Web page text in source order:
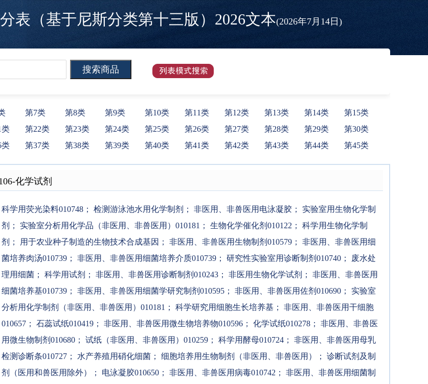
（基于尼斯分类第十三版）2026文本(2026年7月14日)
第7类 第8类 第9类 第10类 第11类 第12类 第13类 第14类
第15类
类 第22类 第23类 第24类 第25类 第26类 第27类 第28类 第29类
第30类
类 第37类 第38类 第39类 第40类 第41类 第42类 第43类 第44类 第45类
-化学试剂
科学用荧光染料010748 ； 检测游泳池水用化学制剂 ； 非医用、非兽医用电泳凝胶 ；
实验室用生物化学制
剂
； 实验室分析用化学品（非医用、非兽医用）010181 ； 生物化学催化剂010122 ；
科学用生物化学制
剂
； 用于农业种子制造的生物技术合成基因 ； 非医用、非兽医用生物制剂010579 ；
非医用、非兽医用细
菌培养肉汤010739 ； 非医用、非兽医用细菌培养介质010739 ； 研究性实验室用诊断制剂010740 ；
废水处
理用细菌 ； 科学用试剂 ； 非医用、非兽医用诊断制剂010243 ； 非医用生物化学试剂 ；
非医用、非兽医用
细菌培养基010739 ； 非医用、非兽医用细菌学研究制剂010595 ； 非医用、非兽医用佐剂010690 ；
实验室
分析用化学制剂（非医用、非兽医用）010181 ； 科学研究用细胞生长培养基 ；
非医用、非兽医用干细胞
010657 ； 石蕊试纸010419 ； 非医用、非兽医用微生物培养物010596 ； 化学试纸010278 ；
非医用、非兽医
用微生物制剂010680 ； 试纸（非医用、非兽医用）010259 ； 科学用酵母010724 ；
非医用、非兽医用母乳
检测诊断条010727 ； 水产养殖用硝化细菌 ； 细胞培养用生物制剂（非医用、非兽医用） ；
诊断试剂及制
剂（医用和兽医用除外）
； 电泳凝胶010650 ； 非医用、非兽医用病毒010742 ；
非医用、非兽医用细菌制